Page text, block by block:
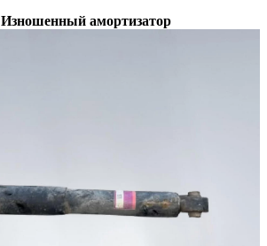
Изношенный амортизатор